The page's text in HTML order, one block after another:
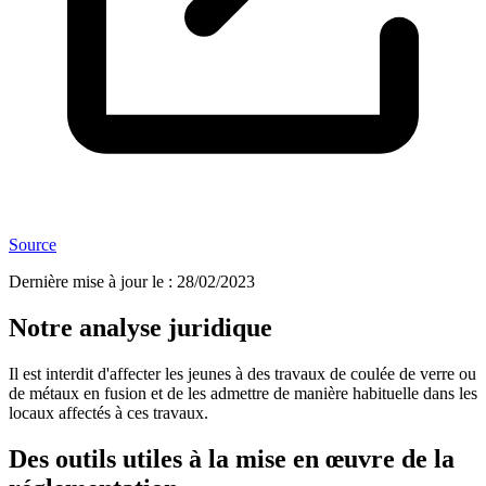
Source
Dernière mise à jour le : 28/02/2023
Notre analyse juridique
Il est interdit d'affecter les jeunes à des travaux de coulée de verre ou
de métaux en fusion et de les admettre de manière habituelle dans les
locaux affectés à ces travaux.
Des outils utiles à la mise en œuvre de la